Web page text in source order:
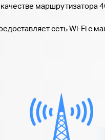
маршрутизатора
сеть Wi-Fi с